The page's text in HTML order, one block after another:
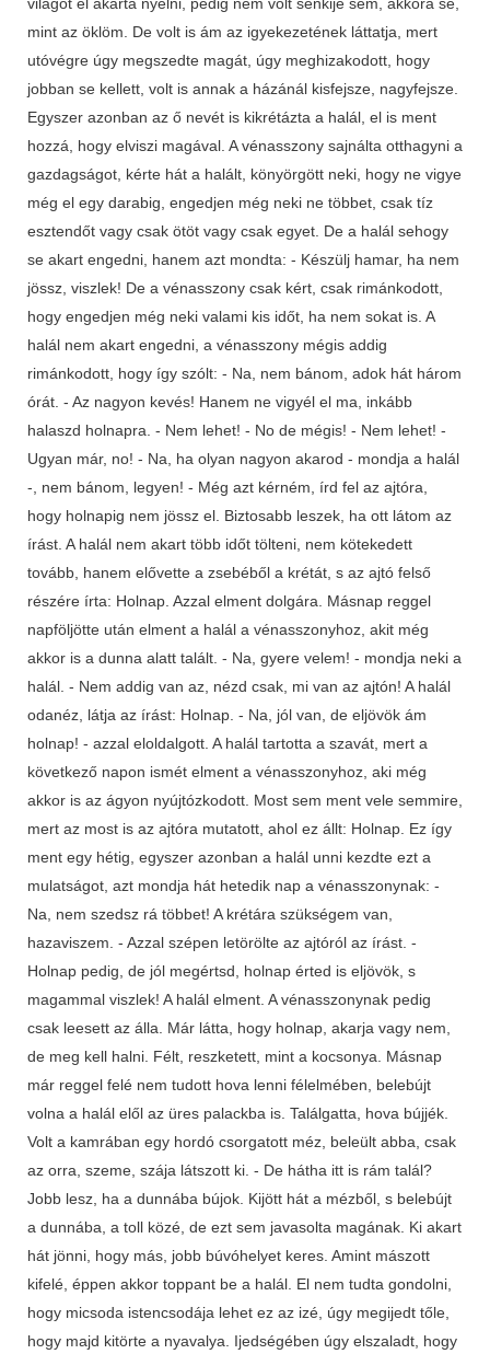
mint az öklöm. De volt is ám az igyekezetének láttatja, mert
utóvégre úgy megszedte magát, úgy meghizakodott, hogy
jobban se kellett, volt is annak a házánál kisfejsze, nagyfejsze.
Egyszer azonban az ő nevét is kikrétázta a halál, el is ment
hozzá, hogy elviszi magával. A vénasszony sajnálta otthagyni a
gazdagságot, kérte hát a halált, könyörgött neki, hogy ne vigye
még el egy darabig, engedjen még neki ne többet, csak tíz
esztendőt vagy csak ötöt vagy csak egyet. De a halál sehogy
se akart engedni, hanem azt mondta: - Készülj hamar, ha nem
jössz, viszlek! De a vénasszony csak kért, csak rimánkodott,
hogy engedjen még neki valami kis időt, ha nem sokat is. A
halál nem akart engedni, a vénasszony mégis addig
rimánkodott, hogy így szólt: - Na, nem bánom, adok hát három
órát. - Az nagyon kevés! Hanem ne vigyél el ma, inkább
halaszd holnapra. - Nem lehet! - No de mégis! - Nem lehet! -
Ugyan már, no! - Na, ha olyan nagyon akarod - mondja a halál
-, nem bánom, legyen! - Még azt kérném, írd fel az ajtóra,
hogy holnapig nem jössz el. Biztosabb leszek, ha ott látom az
írást. A halál nem akart több időt tölteni, nem kötekedett
tovább, hanem elővette a zsebéből a krétát, s az ajtó felső
részére írta: Holnap. Azzal elment dolgára. Másnap reggel
napföljötte után elment a halál a vénasszonyhoz, akit még
akkor is a dunna alatt talált. - Na, gyere velem! - mondja neki a
halál. - Nem addig van az, nézd csak, mi van az ajtón! A halál
odanéz, látja az írást: Holnap. - Na, jól van, de eljövök ám
holnap! - azzal eloldalgott. A halál tartotta a szavát, mert a
következő napon ismét elment a vénasszonyhoz, aki még
akkor is az ágyon nyújtózkodott. Most sem ment vele semmire,
mert az most is az ajtóra mutatott, ahol ez állt: Holnap. Ez így
ment egy hétig, egyszer azonban a halál unni kezdte ezt a
mulatságot, azt mondja hát hetedik nap a vénasszonynak: -
Na, nem szedsz rá többet! A krétára szükségem van,
hazaviszem. - Azzal szépen letörölte az ajtóról az írást. -
Holnap pedig, de jól megértsd, holnap érted is eljövök, s
magammal viszlek! A halál elment. A vénasszonynak pedig
csak leesett az álla. Már látta, hogy holnap, akarja vagy nem,
de meg kell halni. Félt, reszketett, mint a kocsonya. Másnap
már reggel felé nem tudott hova lenni félelmében, belebújt
volna a halál elől az üres palackba is. Találgatta, hova bújjék.
Volt a kamrában egy hordó csorgatott méz, beleült abba, csak
az orra, szeme, szája látszott ki. - De hátha itt is rám talál?
Jobb lesz, ha a dunnába bújok. Kijött hát a mézből, s belebújt
a dunnába, a toll közé, de ezt sem javasolta magának. Ki akart
hát jönni, hogy más, jobb búvóhelyet keres. Amint mászott
kifelé, éppen akkor toppant be a halál. El nem tudta gondolni,
hogy micsoda istencsodája lehet ez az izé, úgy megijedt tőle,
hogy majd kitörte a nyavalya. Ijedségében úgy elszaladt, hogy